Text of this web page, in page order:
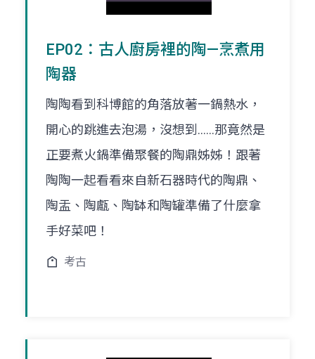
EP02：古人廚房裡的陶—烹煮用
陶器
陶陶看到科博館的角落放著一鍋熱水，
開心的跳進去泡湯，沒想到......那竟然是
正要煮火鍋準備聚餐的陶鼎姊姊！跟著
陶陶一起看看來自新石器時代的陶鼎、
陶盂、陶甗、陶缽和陶罐準備了什麼拿
手好菜吧！
考古